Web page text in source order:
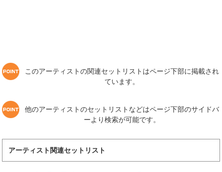
このアーティストの関連セットリストはページ下部に掲載され
ています。
他のアーティストのセットリストなどはページ下部のサイドバ
ーより検索が可能です。
アーティスト関連セットリスト